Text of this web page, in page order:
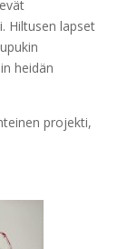
Hiltusen lapset
heidän
projekti,